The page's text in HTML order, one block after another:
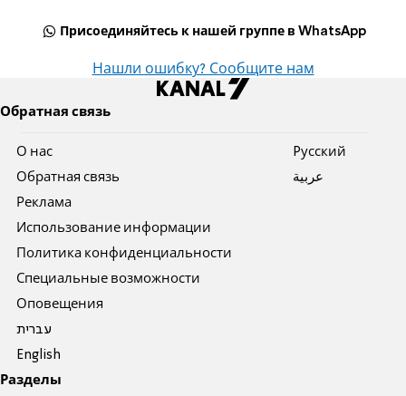
Присоединяйтесь к нашей группе в WhatsApp
Нашли ошибку? Сообщите нам
Обратная связь
О нас
Обратная связь
Реклама
Использование информации
Политика конфиденциальности
Специальные возможности
Оповещения
עברית
English
Pусский
عربية
Разделы